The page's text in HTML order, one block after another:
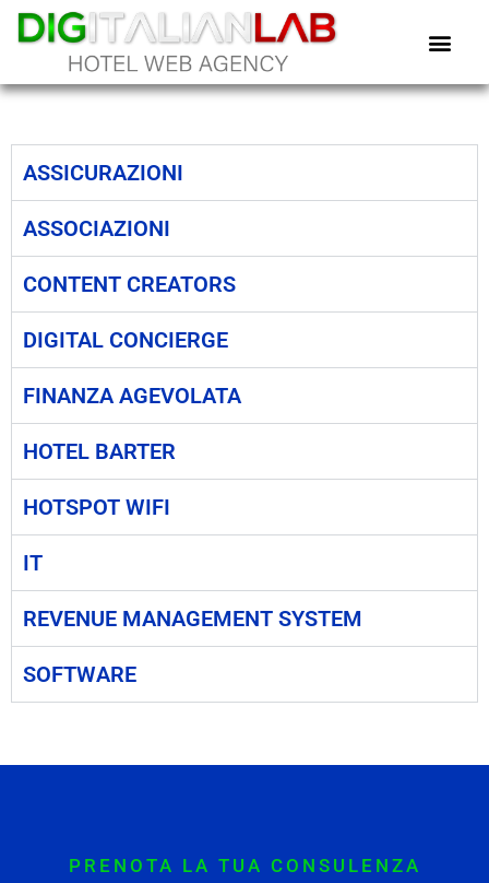
ASSICURAZIONI
ASSOCIAZIONI
CONTENT CREATORS
DIGITAL CONCIERGE
FINANZA AGEVOLATA
HOTEL BARTER
HOTSPOT WIFI
IT
REVENUE MANAGEMENT SYSTEM
SOFTWARE
PRENOTA LA TUA CONSULENZA